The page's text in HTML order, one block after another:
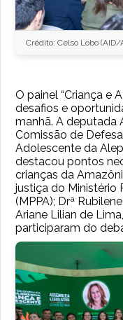
Crédito: Celso Lobo (AID/
O painel “Criança e
desafios e
manhã. A deputada
Comissão de
Adolescente da
destacou pontos
crianças da
justiça do Ministério
(MPPA); Drª
Ariane Lilian de
participaram do